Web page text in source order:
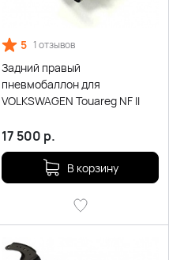
5 1 отзывов
Задний правый
пневмобаллон для
VOLKSWAGEN Touareg NF II
17 500 р.
В корзину